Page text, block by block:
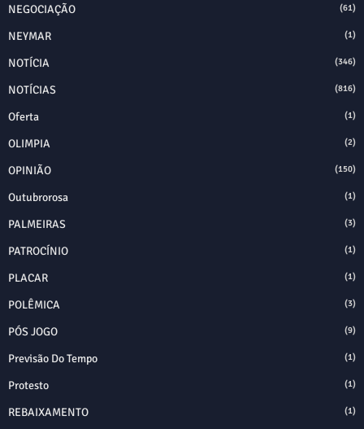
NEGOCIAÇÃO (61)
NEYMAR (1)
NOTÍCIA (346)
NOTÍCIAS (816)
Oferta (1)
OLIMPIA (2)
OPINIÃO (150)
Outubrorosa (1)
PALMEIRAS (3)
PATROCÍNIO (1)
PLACAR (1)
POLÊMICA (3)
PÓS JOGO (9)
Previsão Do Tempo (1)
Protesto (1)
REBAIXAMENTO (1)